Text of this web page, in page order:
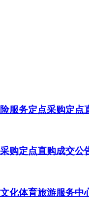
服务定点采购定点
购定点直购成交公
化体育旅游服务